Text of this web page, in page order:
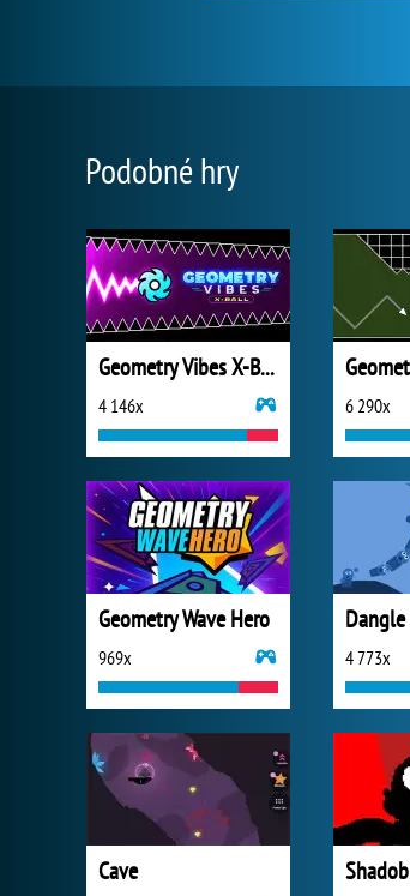
Podobné hry
Geometry Vibes X-Ball
4 146x 6 290x
Geometry Wave Hero
969x 4 773x
Cave